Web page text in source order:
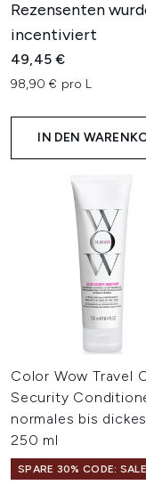
Rezensenten
incentiviert
49,45 €
98,90 € pro L
IN DEN
Color Wow Travel
Security
normales bis
250 ml
SPARE 30% CODE: